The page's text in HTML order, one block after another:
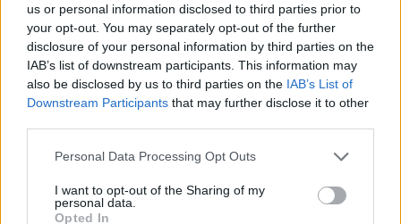
us or personal information disclosed to third parties prior to
your opt-out. You may separately opt-out of the further
disclosure of your personal information by third parties on the
IAB’s list of downstream participants. This information may
also be disclosed by us to third parties on the IAB’s List of
Downstream Participants that may further disclose it to other
Personal Data Processing Opt Outs
I want to opt-out of the Sharing of my
personal data.
Opted In
Iscriviti alla
newsletter
Commenti
Accedioregistratiper commentare questo
L'email è richiesta ma non verrà mostrata ai visitatori. Il contenuto di questo
commento esprime il pensiero dell'autore e non rappresenta la linea editoriale